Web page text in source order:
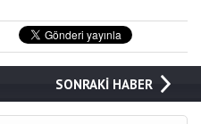
SONRAKİ HABER